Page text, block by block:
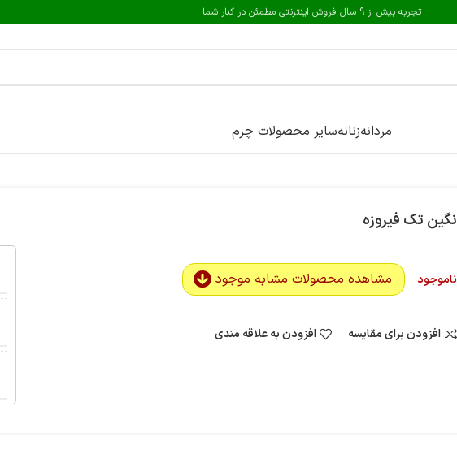
تجربه بیش از 9 سال فروش اینترنتی مطمئن در کنار شما
مردانهزنانهسایر محصولات چرم
نگین تک فیروزه
ناموجود مشاهده محصولات مشابه موجود
افزودن برای مقایسه افزودن به علاقه مندی